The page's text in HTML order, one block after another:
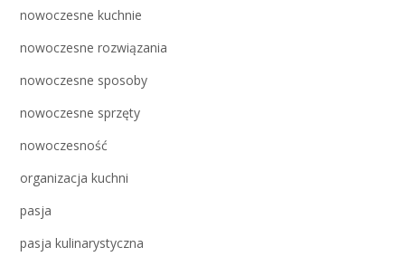
nowoczesne kuchnie
nowoczesne rozwiązania
nowoczesne sposoby
nowoczesne sprzęty
nowoczesność
organizacja kuchni
pasja
pasja kulinarystyczna